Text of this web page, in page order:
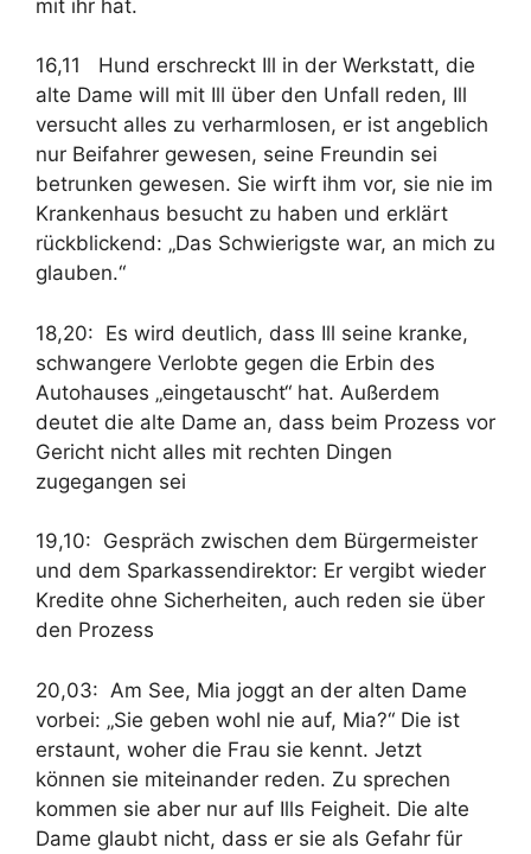
mit ihr hat.
16,11 Hund erschreckt Ill in der Werkstatt, die
alte Dame will mit Ill über den Unfall reden, Ill
versucht alles zu verharmlosen, er ist angeblich
nur Beifahrer gewesen, seine Freundin sei
betrunken gewesen. Sie wirft ihm vor, sie nie im
Krankenhaus besucht zu haben und erklärt
rückblickend: „Das Schwierigste war, an mich zu
glauben.“
18,20: Es wird deutlich, dass Ill seine kranke,
schwangere Verlobte gegen die Erbin des
Autohauses „eingetauscht“ hat. Außerdem
deutet die alte Dame an, dass beim Prozess vor
Gericht nicht alles mit rechten Dingen
zugegangen sei
19,10: Gespräch zwischen dem Bürgermeister
und dem Sparkassendirektor: Er vergibt wieder
Kredite ohne Sicherheiten, auch reden sie über
den Prozess
20,03: Am See, Mia joggt an der alten Dame
vorbei: „Sie geben wohl nie auf, Mia?“ Die ist
erstaunt, woher die Frau sie kennt. Jetzt
können sie miteinander reden. Zu sprechen
kommen sie aber nur auf Ills Feigheit. Die alte
Dame glaubt nicht, dass er sie als Gefahr für